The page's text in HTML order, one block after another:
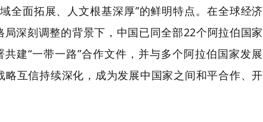
全面拓展、人文根基深厚”的鲜明特点。在全球经济
深刻调整的背景下，中国已同全部22个阿拉伯国家
建“一带一路”合作文件，并与多个阿拉伯国家发展
互信持续深化，成为发展中国家之间和平合作、开